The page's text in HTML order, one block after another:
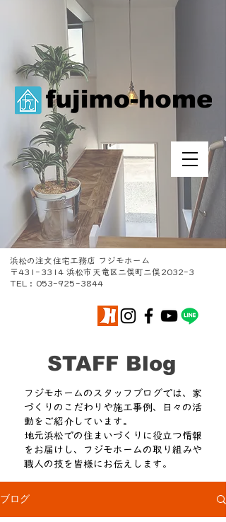
浜松の注文住宅工務店 フジモホーム
〒431-3314 浜松市天竜区二俣町二俣2032-3
TEL : 053-925-3844
​STAFF Blog
フジモホームのスタッフブログでは、家
づくりのこだわりや施工事例、日々の活
動をご紹介しています。
​地元浜松での住まいづくりに役立つ情報
をお届けし、フジモホームの取り組みや
職人の技を皆様にお伝えします。
ブログ